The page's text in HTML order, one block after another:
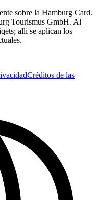
sobre la Hamburg Card.
Tourismus GmbH. Al
alli se aplican los
Créditos de las